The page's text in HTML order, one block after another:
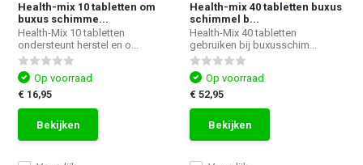
Health-mix 10 tabletten om
buxus schimme...
Health-Mix 10 tabletten
ondersteunt herstel en o...
Op voorraad
€ 16,95
Bekijken
Health-mix 40 tabletten buxus
schimmel b...
Health-Mix 40 tabletten
gebruiken bij buxusschim...
Op voorraad
€ 52,95
Bekijken